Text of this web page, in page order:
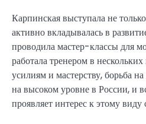
Карпинская выступала не
активно вкладывалась в
проводила мастер-классы для
работала тренером в
усилиям и мастерству, борьба
на высоком уровне в России, и
проявляет интерес к этому виду